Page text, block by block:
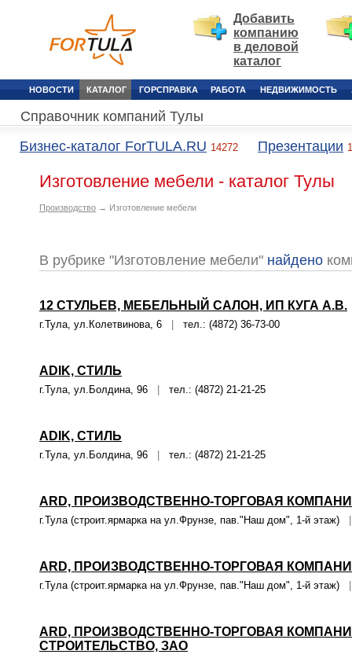
Добавить
компанию
в деловой
каталог
НОВОСТИ КАТАЛОГ ГОРСПРАВКА РАБОТА НЕДВИЖИМОСТЬ
Справочник компаний Тулы
Бизнес-каталог ForTULA.RU 14272 Презентации
Изготовление мебели - каталог Тулы
Производство → Изготовление мебели
В рубрике "Изготовление мебели" найдено
12 СТУЛЬЕВ, МЕБЕЛЬНЫЙ САЛОН, ИП КУГА А.В.
г.Тула, ул.Колетвинова, 6 тел.: (4872) 36-73-00
ADIK, СТИЛЬ
г.Тула, ул.Болдина, 96 тел.: (4872) 21-21-25
ADIK, СТИЛЬ
г.Тула, ул.Болдина, 96 тел.: (4872) 21-21-25
ARD, ПРОИЗВОДСТВЕННО-ТОРГОВАЯ
г.Тула (строит.ярмарка на ул.Фрунзе, пав."Наш дом", 1-й этаж)
ARD, ПРОИЗВОДСТВЕННО-ТОРГОВАЯ
г.Тула (строит.ярмарка на ул.Фрунзе, пав."Наш дом", 1-й этаж)
ARD, ПРОИЗВОДСТВЕННО-ТОРГОВАЯ
СТРОИТЕЛЬСТВО, ЗАО